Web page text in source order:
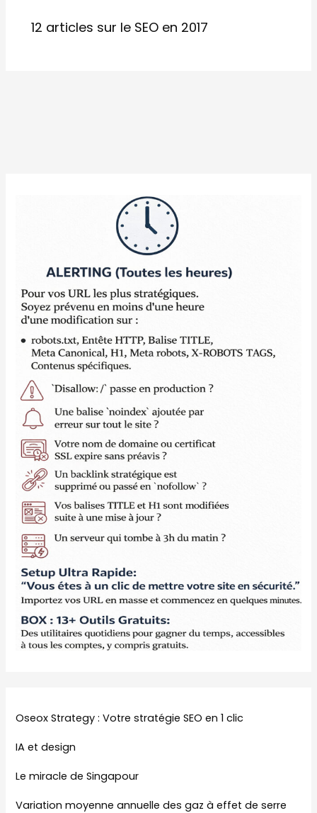
12 articles sur le SEO en 2017
Oseox Strategy : Votre stratégie SEO en 1 clic
IA et design
Le miracle de Singapour
Variation moyenne annuelle des gaz à effet de serre